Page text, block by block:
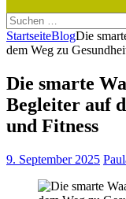
Suchen
nach:
StartseiteBlogDie
dem Weg zu
Die smarte
Begleiter auf
und Fitness
9. September 2025